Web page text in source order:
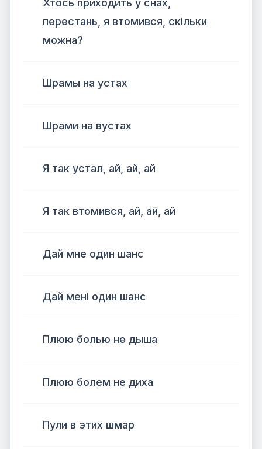
Хтось приходить у снах,
перестань, я втомився, скільки
можна?
Шрамы на устах
Шрами на вустах
Я так устал, ай, ай, ай
Я так втомився, ай, ай, ай
Дай мне один шанс
Дай мені один шанс
Плюю болью не дыша
Плюю болем не диха
Пули в этих шмар